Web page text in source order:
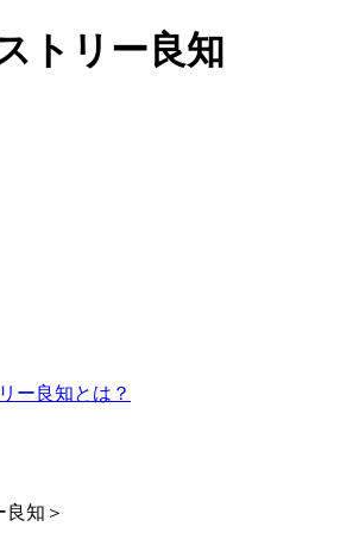
トリー良知
ー良知とは？
良知＞